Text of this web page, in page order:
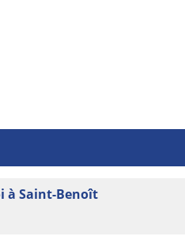
à Saint-Benoît